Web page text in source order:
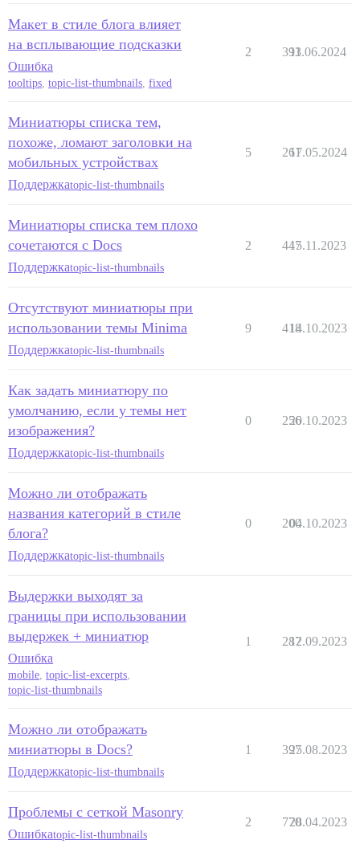
Макет в стиле блога влияет
на всплывающие подсказки
Ошибка
tooltips, topic-list-thumbnails, fixed
2 393
11.06.2024
Миниатюры списка тем,
похоже, ломают заголовки на
мобильных устройствах
Поддержкаtopic-list-thumbnails
5 261
17.05.2024
Миниатюры списка тем плохо
сочетаются с Docs
Поддержкаtopic-list-thumbnails
2 447
15.11.2023
Отсутствуют миниатюры при
использовании темы Minima
Поддержкаtopic-list-thumbnails
9 418
14.10.2023
Как задать миниатюру по
умолчанию, если у темы нет
изображения?
Поддержкаtopic-list-thumbnails
0 256
20.10.2023
Можно ли отображать
названия категорий в стиле
блога?
Поддержкаtopic-list-thumbnails
0 200
04.10.2023
Выдержки выходят за
границы при использовании
выдержек + миниатюр
Ошибка
mobile, topic-list-excerpts,
topic-list-thumbnails
1 287
12.09.2023
Можно ли отображать
миниатюры в Docs?
Поддержкаtopic-list-thumbnails
1 397
25.08.2023
Проблемы с сеткой Masonry
Ошибкаtopic-list-thumbnails
2 770
28.04.2023